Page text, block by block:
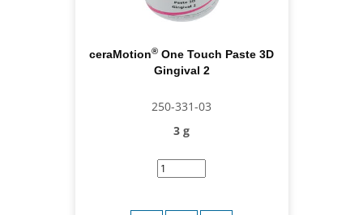
ceraMotion® One Touch Paste 3D
Gingival 2
250-331-03
3 g